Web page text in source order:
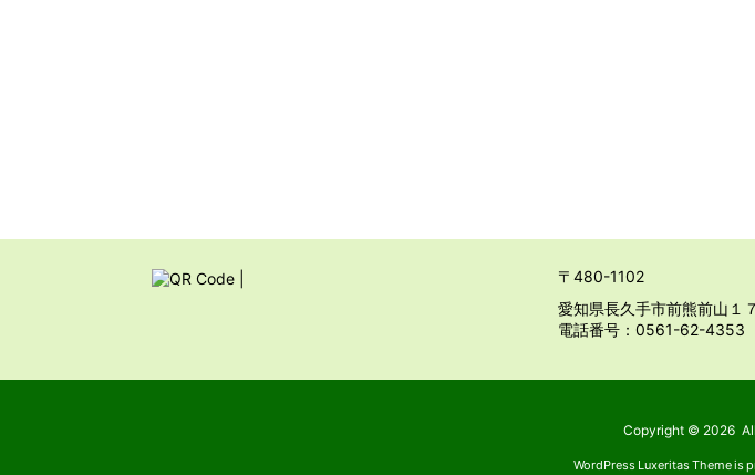
〒480-1102
愛知県長久手市前熊前山１
電話番号：0561-62-4353
Copyright © 2026
WordPress Luxeritas Theme is